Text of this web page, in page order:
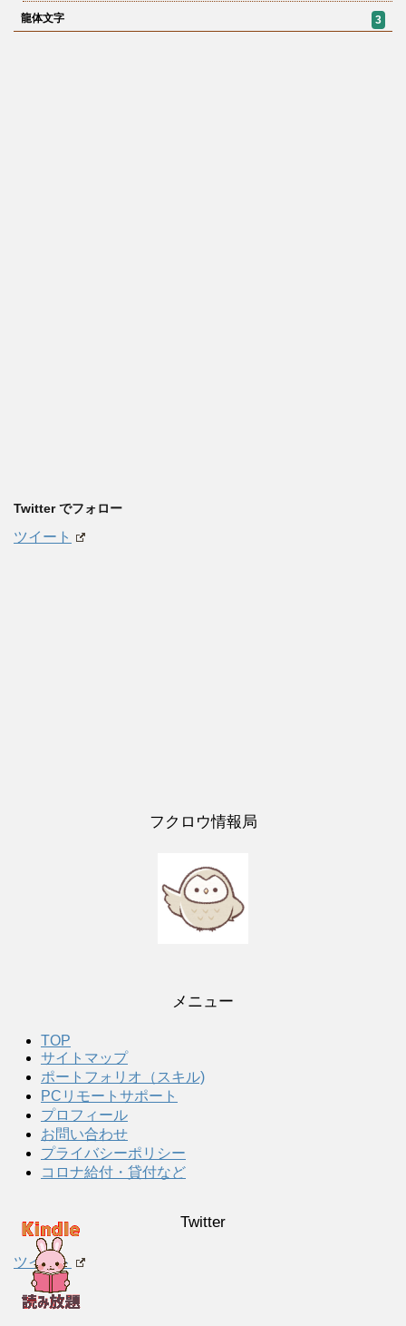
龍体文字 3
Twitter でフォロー
ツイート
フクロウ情報局
メニュー
TOP
サイトマップ
ポートフォリオ（スキル)
PCリモートサポート
プロフィール
お問い合わせ
プライバシーポリシー
コロナ給付・貸付など
Twitter
ツイート